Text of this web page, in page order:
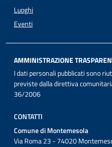
Luoghi
Eventi
AMMINISTRAZIONE
I dati personali pubblicati sono
previste dalla direttiva
36/2006
CONTATTI
Comune di Montemesola
Via Roma 23 - 74020